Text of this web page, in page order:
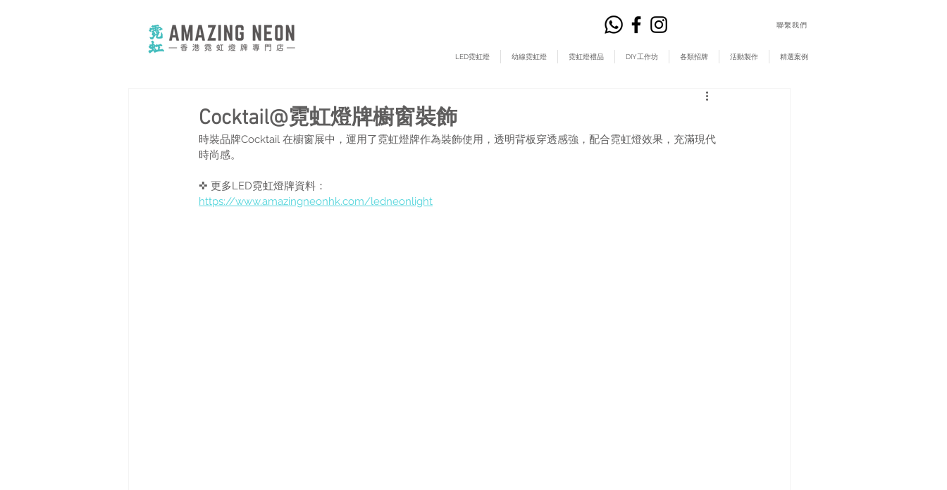
​聯繫我們
LED霓虹燈 幼線霓虹燈 霓虹燈禮品 DIY工作坊 各類招牌 活動製作 精選案例
Cocktail@霓虹燈牌櫥窗裝飾
時裝品牌Cocktail 在櫥窗展中，運用了霓虹燈牌作為裝飾使用，透明背板穿透感強，配合霓虹燈效果，充滿現代
時尚感。
✜ 更多LED霓虹燈牌資料：
https://www.amazingneonhk.com/ledneonlight